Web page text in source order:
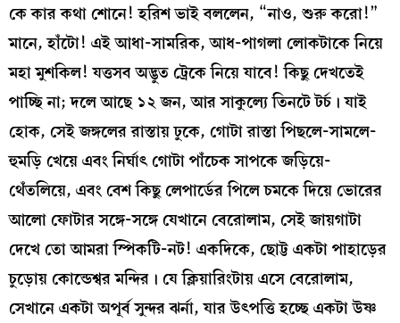
কে কার কথা শোনে! হরিশ ভাই বললেন, “নাও, শুরু করো!”
মানে, হাঁটো! এই আধা-সামরিক, আধ-পাগলা লোকটাকে নিয়ে
মহা মুশকিল! যত্তসব অদ্ভুত ট্রেকে নিয়ে যাবে! কিছু দেখতেই
পাচ্ছি না; দলে আছে ১২ জন, আর সাকুল্যে তিনটে টর্চ। যাই
হোক, সেই জঙ্গলের রাস্তায় ঢুকে, গোটা রাস্তা পিছলে-সামলে-
হুমড়ি খেয়ে এবং নির্ঘাৎ গোটা পাঁচেক সাপকে জড়িয়ে-
থেঁতলিয়ে, এবং বেশ কিছু লেপার্ডের পিলে চমকে দিয়ে ভোরের
আলো ফোটার সঙ্গে-সঙ্গে যেখানে বেরোলাম, সেই জায়গাটা
দেখে তো আমরা স্পিকটি-নট! একদিকে, ছোট্ট একটা পাহাড়ের
চুড়োয় কোন্ডেশ্বর মন্দির। যে ক্লিয়ারিংটায় এসে বেরোলাম,
সেখানে একটা অপূর্ব সুন্দর ঝর্না, যার উৎপত্তি হচ্ছে একটা উষ্ণ